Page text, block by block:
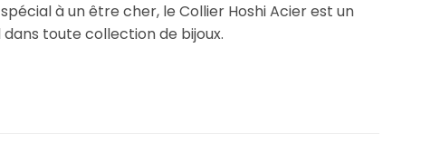
à un être cher, le Collier Hoshi Acier est un
toute collection de bijoux.